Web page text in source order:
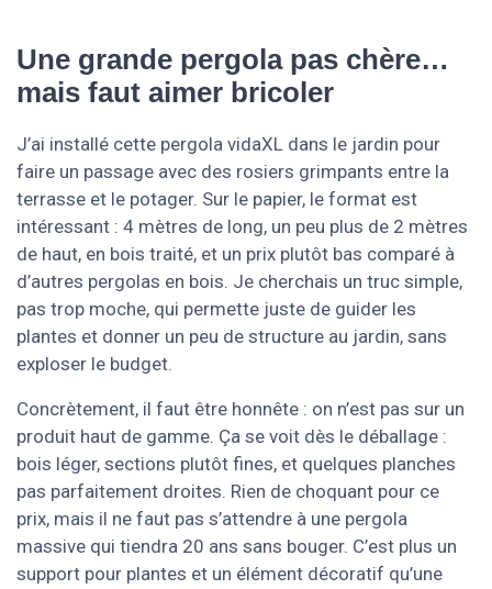
Une grande pergola pas chère…
mais faut aimer bricoler
J’ai installé cette pergola vidaXL dans le jardin pour
faire un passage avec des rosiers grimpants entre la
terrasse et le potager. Sur le papier, le format est
intéressant : 4 mètres de long, un peu plus de 2 mètres
de haut, en bois traité, et un prix plutôt bas comparé à
d’autres pergolas en bois. Je cherchais un truc simple,
pas trop moche, qui permette juste de guider les
plantes et donner un peu de structure au jardin, sans
exploser le budget.
Concrètement, il faut être honnête : on n’est pas sur un
produit haut de gamme. Ça se voit dès le déballage :
bois léger, sections plutôt fines, et quelques planches
pas parfaitement droites. Rien de choquant pour ce
prix, mais il ne faut pas s’attendre à une pergola
massive qui tiendra 20 ans sans bouger. C’est plus un
support pour plantes et un élément décoratif qu’une